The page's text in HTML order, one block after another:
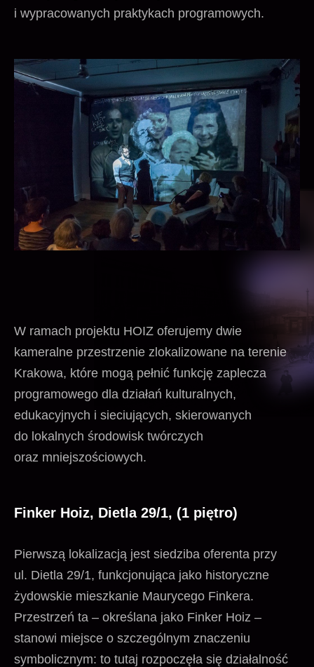
i wypracowanych praktykach programowych.
W ramach projektu HOIZ oferujemy dwie
kameralne przestrzenie zlokalizowane na terenie
Krakowa, które mogą pełnić funkcję zaplecza
programowego dla działań kulturalnych,
edukacyjnych i sieciujących, skierowanych
do lokalnych środowisk twórczych
oraz mniejszościowych.
Finker Hoiz, Dietla 29/1, (1 piętro)
Pierwszą lokalizacją jest siedziba oferenta przy
ul. Dietla 29/1, funkcjonująca jako historyczne
żydowskie mieszkanie Maurycego Finkera.
Przestrzeń ta – określana jako Finker Hoiz –
stanowi miejsce o szczególnym znaczeniu
symbolicznym: to tutaj rozpoczęła się działalność